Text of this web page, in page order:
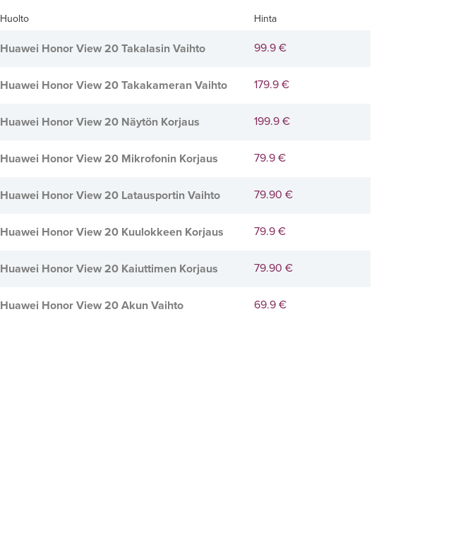
Huolto Hinta
Huawei Honor View 20 Takalasin Vaihto 99.9 €
Huawei Honor View 20 Takakameran Vaihto 179.9 €
Huawei Honor View 20 Näytön Korjaus 199.9 €
Huawei Honor View 20 Mikrofonin Korjaus 79.9 €
Huawei Honor View 20 Latausportin Vaihto 79.90 €
Huawei Honor View 20 Kuulokkeen Korjaus 79.9 €
Huawei Honor View 20 Kaiuttimen Korjaus 79.90 €
Huawei Honor View 20 Akun Vaihto 69.9 €